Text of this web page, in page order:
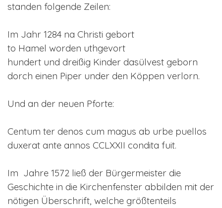
standen folgende Zeilen:
Im Jahr 1284 na Christi gebort
to Hamel worden uthgevort
hundert und dreißig Kinder dasülvest geborn
dorch einen Piper under den Köppen verlorn.
Und an der neuen Pforte:
Centum ter denos cum magus ab urbe puellos
duxerat ante annos CCLXXII condita fuit.
Im Jahre 1572 ließ der Bürgermeister die
Geschichte in die Kirchenfenster abbilden mit der
nötigen Überschrift, welche größtenteils